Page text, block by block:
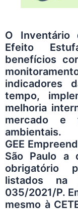
O Inventário
Efeito
benefícios
indicadores
tempo,
melhoria
mercado e
ambientais.
GEE
São Paulo a
obrigatório
listados na
035/2021/P.
mesmo à